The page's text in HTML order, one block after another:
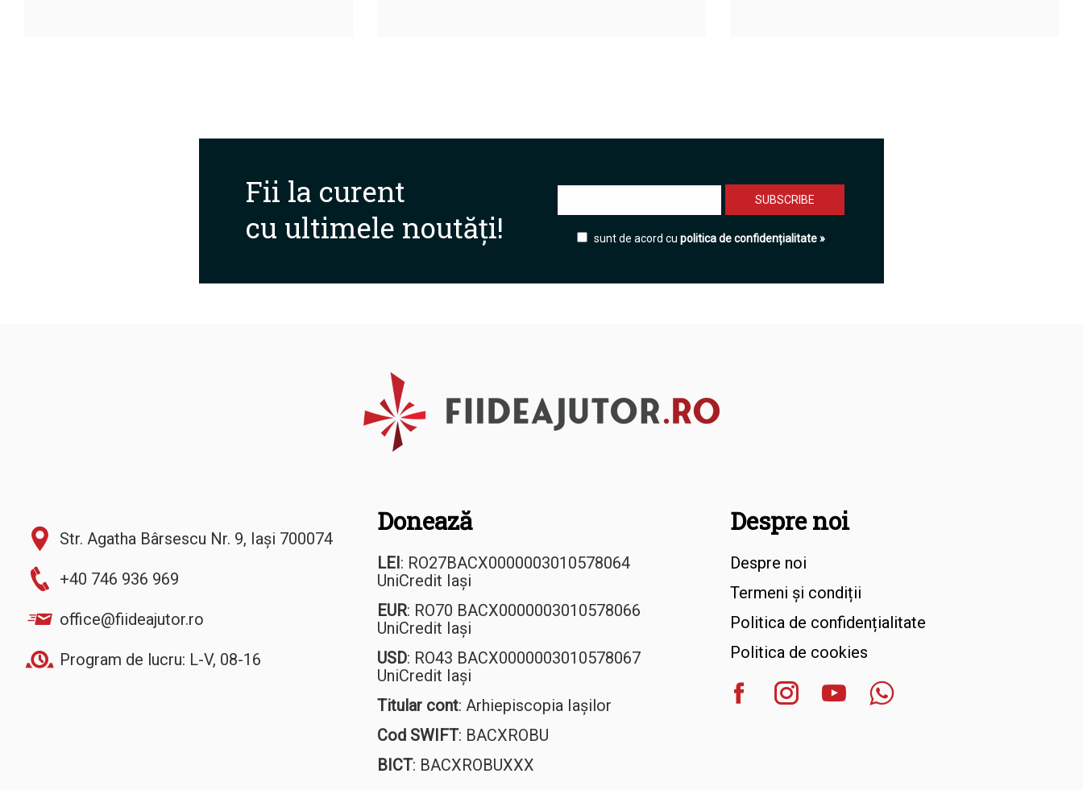
Fii la curent
cu ultimele noutăți!
sunt de acord cu politica de confidențialitate »
Str. Agatha Bârsescu Nr. 9, Iași 700074
+40 746 936 969
office@fiideajutor.ro
Program de lucru: L-V, 08-16
Donează
LEI: RO27BACX0000003010578064
UniCredit Iași
EUR: RO70 BACX0000003010578066
UniCredit Iași
USD: RO43 BACX0000003010578067
UniCredit Iași
Titular cont: Arhiepiscopia Iașilor
Cod SWIFT: BACXROBU
BICT: BACXROBUXXX
Despre noi
Despre noi
Termeni și condiții
Politica de confidențialitate
Politica de cookies